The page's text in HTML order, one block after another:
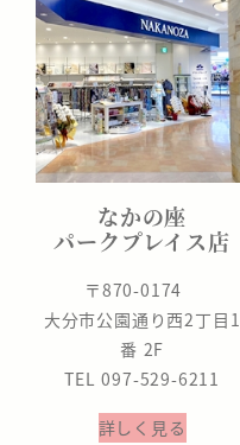
なかの座
パークプレイス店
〒870-0174
大分市公園通り西2丁目1
番 2F
TEL 097-529-6211
詳しく見る